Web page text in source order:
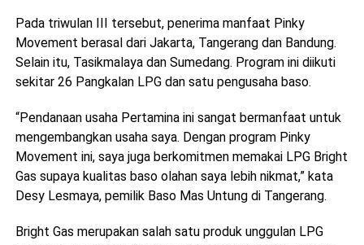
Pada triwulan III tersebut, penerima manfaat Pinky
Movement berasal dari Jakarta, Tangerang dan Bandung.
Selain itu, Tasikmalaya dan Sumedang. Program ini diikuti
sekitar 26 Pangkalan LPG dan satu pengusaha baso.
“Pendanaan usaha Pertamina ini sangat bermanfaat untuk
mengembangkan usaha saya. Dengan program Pinky
Movement ini, saya juga berkomitmen memakai LPG Bright
Gas supaya kualitas baso olahan saya lebih nikmat,” kata
Desy Lesmaya, pemilik Baso Mas Untung di Tangerang.
Bright Gas merupakan salah satu produk unggulan LPG